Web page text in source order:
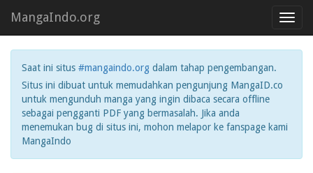
MangaIndo.org
Saat ini situs #mangaindo.org dalam tahap pengembangan.
Situs ini dibuat untuk memudahkan pengunjung MangaID.co
untuk mengunduh manga yang ingin dibaca secara offline
sebagai pengganti PDF yang bermasalah. Jika anda
menemukan bug di situs ini, mohon melapor ke fanspage kami
MangaIndo